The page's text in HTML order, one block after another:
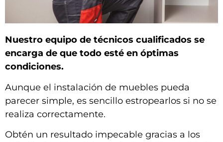
Nuestro equipo de técnicos cualificados se
encarga de que todo esté en óptimas
condiciones.
Aunque el instalación de muebles pueda
parecer simple, es sencillo estropearlos si no se
realiza correctamente.
Obtén un resultado impecable gracias a los